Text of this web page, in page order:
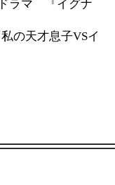
ラマ 『イグナ
の天才息子VSイ